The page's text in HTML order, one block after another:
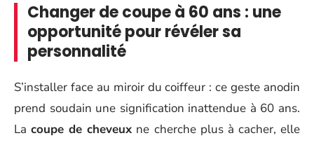
Changer de coupe à 60 ans : une
opportunité pour révéler sa
personnalité
S’installer face au miroir du coiffeur : ce geste anodin
prend soudain une signification inattendue à 60 ans.
Lacoupe de cheveux ne cherche plus à cacher, elle